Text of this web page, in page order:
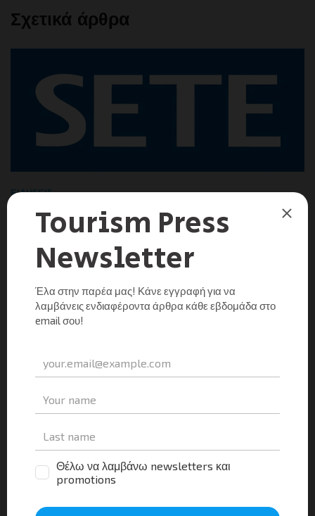
Σχετικά άρθρα
ΕΙΔΉΣΕΙΣ
ΣΕΤΕ προς πρωθυπουργό: Αμετάβλητοι οι μισθοί –
ανάγκη βελτίωσης της ανταγωνιστικότητας
Tourism Press 09/01/2012 0
επηρεάζουν την ανταγωνιστικότητα του Ελληνικού
τουρισμού ήταν στο επίκεντρο της ενημέρωσης του
Πρωθυπουργού κ.Λουκά Παπαδήμου από τον πρόεδρο
Μοιραστείτε τα νέα
Facebook
X LinkedIn
Μοιραστείτε